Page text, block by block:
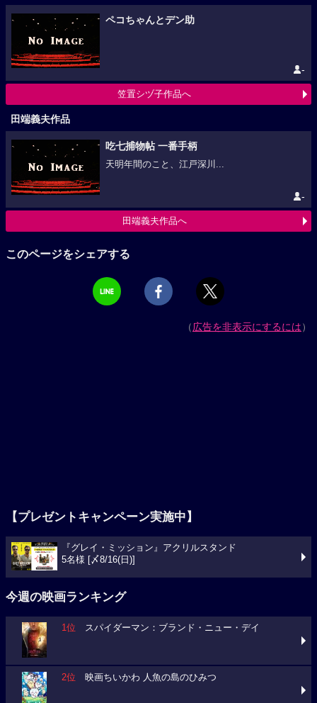
ペコちゃんとデン助
-
笠置シヅ子作品へ
田端義夫作品
吃七捕物帖 一番手柄
天明年間のこと、江戸深川...
-
田端義夫作品へ
このページをシェアする
（広告を非表示にするには）
【プレゼントキャンペーン実施中】
『グレイ・ミッション』アクリルスタンド
5名様 [〆8/16(日)]
今週の映画ランキング
1位 スパイダーマン：ブランド・ニュー・デイ
2位 映画ちいかわ 人魚の島のひみつ